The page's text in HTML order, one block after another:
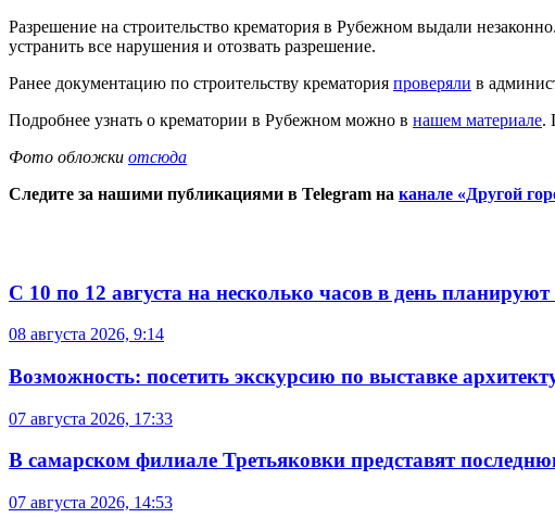
Разрешение на строительство крематория в Рубежном выдали
устранить все нарушения и отозвать разрешение.
Ранее документацию по строительству крематория проверяли в
Подробнее узнать о крематории в Рубежном можно в нашем материале.
Фото обложки отсюда
Следите за нашими публикациями в Telegram на канале «Другой
С 10 по 12 августа на несколько часов в день
08 августа 2026, 9:14
Возможность: посетить экскурсию по выставке
07 августа 2026, 17:33
В самарском филиале Третьяковки представят
07 августа 2026, 14:53